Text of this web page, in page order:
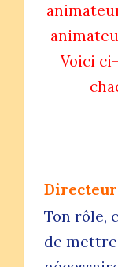
Voici
Directeur
Ton rôle,
de mettre